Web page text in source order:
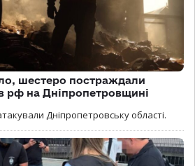
шестеро постраждали
рф на Дніпропетровщині
Дніпропетровську області.